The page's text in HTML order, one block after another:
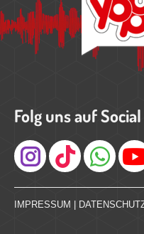
Folg uns auf
Instagram
IMPRESSUM